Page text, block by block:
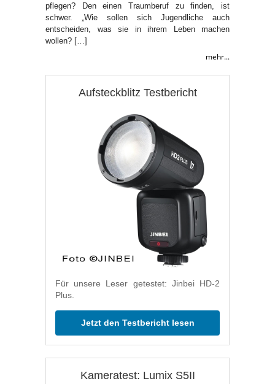
pflegen? Den einen Traumberuf zu finden, ist
schwer. „Wie sollen sich Jugendliche auch
entscheiden, was sie in ihrem Leben machen
wollen? […]
mehr...
Aufsteckblitz Testbericht
Für unsere Leser getestet: Jinbei HD-2
Plus.
Jetzt den Testbericht lesen
Kameratest: Lumix S5II